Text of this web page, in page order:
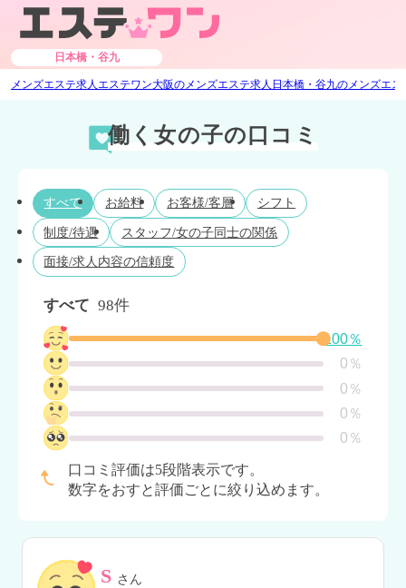
日本橋・谷九
メンズエステ求人エステワン大阪のメンズエステ求人 日本橋・谷九のメンズエス
働く女の子の口コミ
すべて お給料 お客様/客層 シフト
制度/待遇 スタッフ/女の子同士の関係
面接/求人内容の信頼度
すべて 98件
100％
0％
0％
0％
0％
口コミ評価は5段階表示です。
数字をおすと評価ごとに絞り込めます。
S さん